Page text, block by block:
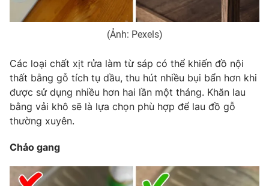
Bất động sản
Thị trường 24h Tấm lòng Việt
VTV4 Vươn mình bằng AI
Liên hệ tòa soạn English
(Ảnh: Pexels)
Các loại chất xịt rửa làm từ sáp có thể khiến đồ nội
thất bằng gỗ tích tụ dầu, thu hút nhiều bụi bẩn hơn khi
được sử dụng nhiều hơn hai lần một tháng. Khăn lau
bằng vải khô sẽ là lựa chọn phù hợp để lau đồ gỗ
thường xuyên.
Chảo gang